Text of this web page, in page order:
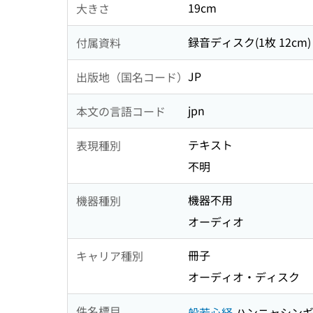
大きさ 19cm
付属資料 録音ディスク(1枚 12cm)
出版地（国名コード） JP
本文の言語コード jpn
表現種別
テキスト
不明
機器種別
機器不用
オーディオ
キャリア種別
冊子
オーディオ・ディスク